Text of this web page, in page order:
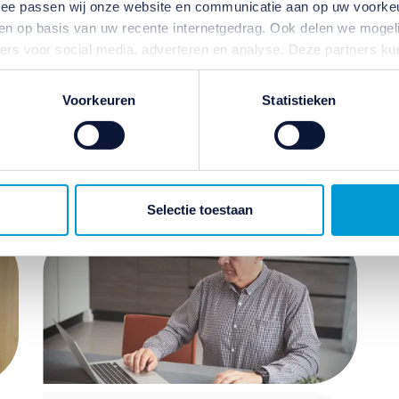
passen wij onze website en communicatie aan op uw
op basis van uw recente internetgedrag. Ook delen we
voor social media, adverteren en analyse. Deze partners
die u aan ze heeft verstrekt of die ze hebben verzameld
van gedachten? U kunt uw voorkeuren aanpassen of uw
en cookiebeleid
Voorkeuren Statistieken
Selectie toestaan
pensioenwet
Lees meer